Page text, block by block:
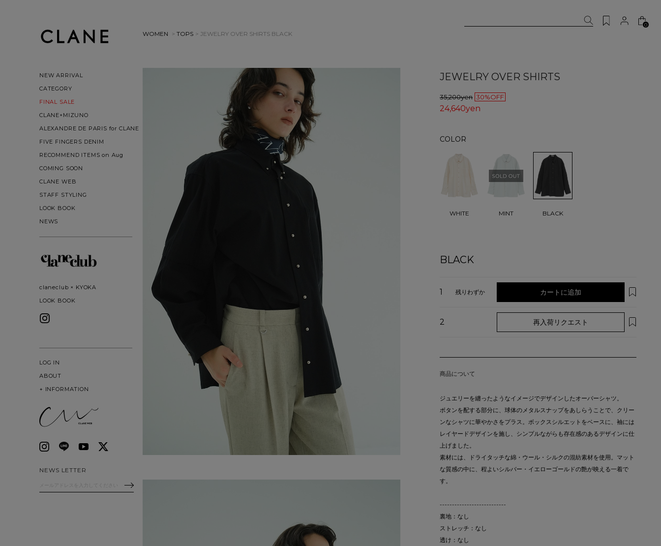
NEW ARRIVAL
CATEGORY
FINAL SALE
CLANE×MIZUNO
ALEXANDRE DE PARIS for CLANE
FIVE FINGERS DENIM
RECOMMEND ITEMS on Aug
COMING SOON
CLANE WEB
STAFF STYLING
LOOK BOOK
NEWS
claneclub × KYOKA
LOOK BOOK
LOG IN
ABOUT
+ INFORMATION
NEWS LETTER
0
WOMEN > TOPS > JEWELRY OVER SHIRTS BLACK
JEWELRY OVER SHIRTS
35,200yen 30%OFF
24,640yen
COLOR
WHITE MINT BLACK
BLACK
1 残りわずか カートに追加
2 再入荷リクエスト
商品について
ジュエリーを纏ったようなイメージでデザインしたオーバーシャツ。
ボタンを配する部分に、球体のメタルスナップをあしらうことで、クリー
ンなシャツに華やかさをプラス。ボックスシルエットをベースに、袖には
レイヤードデザインを施し、シンプルながらも存在感のあるデザインに仕
上げました。
素材には、ドライタッチな綿・ウール・シルクの混紡素材を使用。マット
な質感の中に、程よいシルバー・イエローゴールドの艶が映える一着で
す。
---------------------------
裏地：なし
ストレッチ：なし
透け：なし